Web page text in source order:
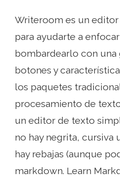
Writeroom es un
para ayudarte a
bombardearlo con una
botones y
los paquetes
procesamiento de
un editor de texto
no hay negrita, cursiva
hay rebajas (aunque
markdown. Learn